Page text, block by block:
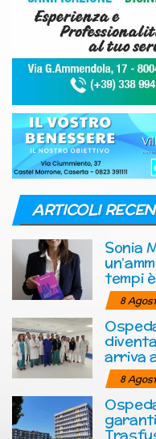
ARTICOLI
Sonia
tempi
8
arriva
8